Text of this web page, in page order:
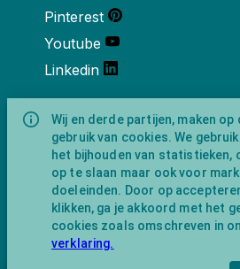
Wij en derde partijen, maken op
gebruik van cookies. We
het bijhouden van statistieken,
op te slaan maar ook voor
doeleinden. Door op
klikken, ga je akkoord met het
cookies zoals omschreven in
verklaring.
Pinterest
Youtube
Linkedin
Over ons
Schroef-it is een
NewFeather B.V.
nummer 91702593 met
identificatienummer
Postadres Amsterdamseweg
Uithoorn (geen bezoekadres).